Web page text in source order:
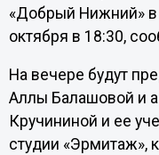
«Добрый Нижний» в
октября в 18:30,
На вечере будут
Аллы Балашовой и
Кручининой и ее
студии «Эрмитаж»,